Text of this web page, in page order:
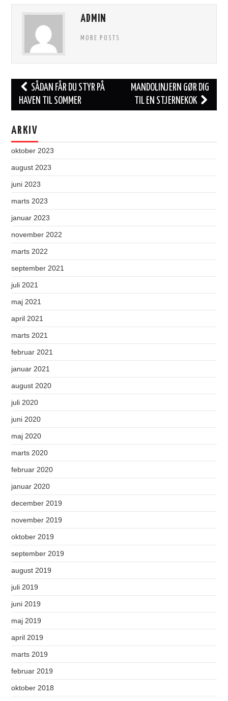
ADMIN
MORE POSTS
Post
navigation
SÅDAN FÅR DU STYR PÅ
HAVEN TIL SOMMER
MANDOLINJERN GØR DIG
TIL EN STJERNEKOK
ARKIV
oktober 2023
august 2023
juni 2023
marts 2023
januar 2023
november 2022
marts 2022
september 2021
juli 2021
maj 2021
april 2021
marts 2021
februar 2021
januar 2021
august 2020
juli 2020
juni 2020
maj 2020
marts 2020
februar 2020
januar 2020
december 2019
november 2019
oktober 2019
september 2019
august 2019
juli 2019
juni 2019
maj 2019
april 2019
marts 2019
februar 2019
oktober 2018